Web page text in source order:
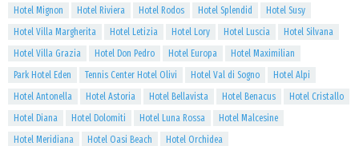
Hotel Mignon
Hotel Riviera Hotel Rodos Hotel Splendid
Hotel Susy
Hotel Villa Margherita
Hotel Letizia Hotel Lory Hotel Luscia
Hotel Silvana
Hotel Villa Grazia
Hotel Don Pedro Hotel Europa
Hotel Maximilian
Park Hotel Eden
Tennis Center Hotel Olivi Hotel Val di Sogno
Hotel Alpi
Hotel Antonella
Hotel Astoria Hotel Bellavista Hotel Benacus
Hotel Cristallo
Hotel Diana
Hotel Dolomiti Hotel Luna Rossa
Hotel Malcesine
Hotel Meridiana
Hotel Oasi Beach
Hotel Orchidea